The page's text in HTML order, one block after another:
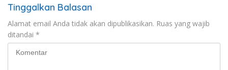
Tinggalkan Balasan
Alamat email Anda tidak akan dipublikasikan. Ruas yang wajib
ditandai *